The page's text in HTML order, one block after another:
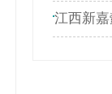
江西新嘉